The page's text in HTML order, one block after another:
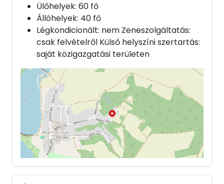
Ülőhelyek: 60 fő
Állóhelyek: 40 fő
Légkondicionált: nem Zeneszolgáltatás:
csak felvételről Külső helyszíni szertartás:
saját közigazgatási területen